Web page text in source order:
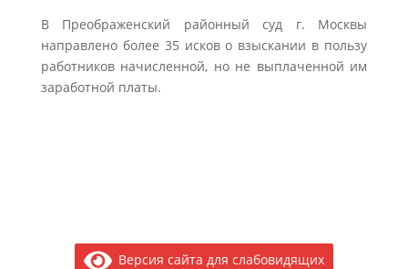
В Преображенский районный суд г. Москвы
направлено более 35 исков о взыскании в пользу
работников начисленной, но не выплаченной им
заработной платы.
Версия сайта для слабовидящих